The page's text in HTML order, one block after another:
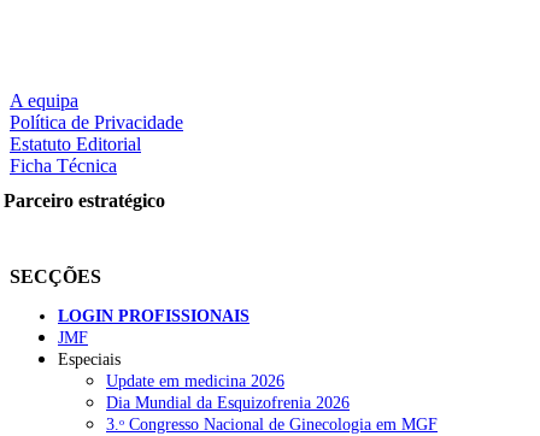
A equipa
Política de Privacidade
Estatuto Editorial
Ficha Técnica
Parceiro estratégico
SECÇÕES
LOGIN PROFISSIONAIS
JMF
Especiais
Update em medicina 2026
Dia Mundial da Esquizofrenia 2026
3.ᵒ Congresso Nacional de Ginecologia em MGF